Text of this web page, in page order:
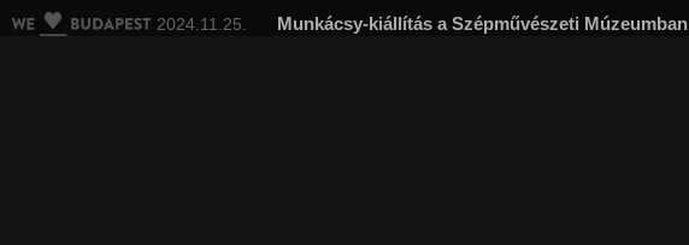
Munkácsy-kiállítás a Szépművészeti Múzeumban
2024.11.25.